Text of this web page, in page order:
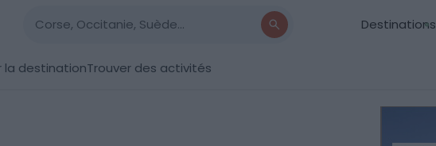
Destinations
la destinationTrouver des activités